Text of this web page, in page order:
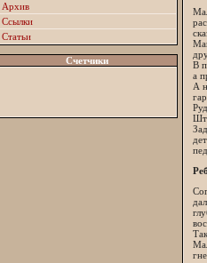
Архив
Ссылки
Статьи
Счетчики
В
а
А